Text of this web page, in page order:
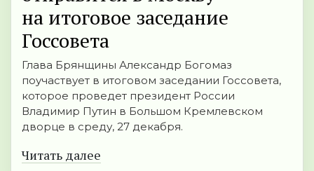
на итоговое заседание
Госсовета
Глава Брянщины Александр Богомаз
поучаствует в итоговом заседании Госсовета,
которое проведет президент России
Владимир Путин в Большом Кремлевском
дворце в среду, 27 декабря.
Читать далее